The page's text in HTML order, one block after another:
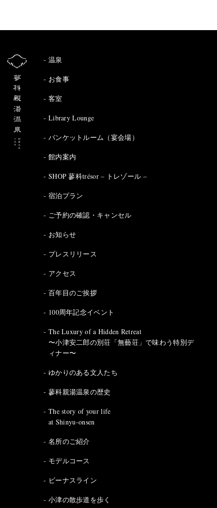
温泉
お食事
客室
Library Lounge
バンケットルーム（宴会場）
館内案内
SHOP 蓼科trésor – トレゾール –
宿泊プラン
ご予約の確認・キャンセル
お知らせ
プレスリリース
アクセス
百年目のご挨拶
100周年記念イベント
The Luxury of a Hidden Retreat
〜小津安二郎の別荘「無藝荘」で味わう特別デ
ィナー〜
ゆかりのある文人たち
蓼科親湯温泉の歴史
The story of your life
at Shinyu-onsen
名所のご紹介
モデルコース
ビーナスライン
小津の散歩道を歩く